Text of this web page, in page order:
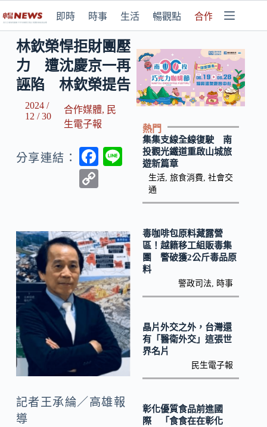
即時 時事 生活 暢觀點 合作媒體
林欽榮悍拒財團壓
力 遭沈慶京一再
誣陷 林欽榮提告
2024 /
12 / 30
合作媒體, 民
生電子報
分享連結：
F
o
o
k
y
Li
n
k
記者王承綸／高雄報
導
熱門
集集支線全線復駛 南
投觀光鐵道重啟山城旅
遊新篇章
生活, 旅食消費 社會交
通
毒咖啡包原料藏露營
區！越籍移工組販毒集
團 警破獲2公斤毒品原
料
警政司法 時事
晶片外交之外，台灣還
有「醫衛外交」這張世
界名片
民生電子報
彰化優質食品前進國
際 「食食在在彰化